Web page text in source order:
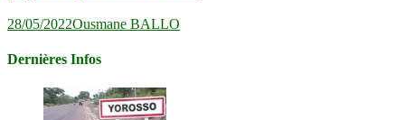
28/05/2022Ousmane BALLO
Dernières Infos